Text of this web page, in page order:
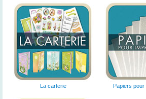
La carterie Papiers